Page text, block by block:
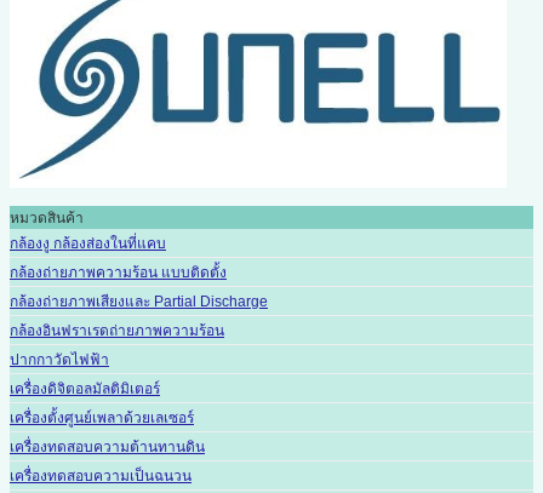
หมวดสินค้า
กล้องงู กล้องส่องในที่แคบ
กล้องถ่ายภาพความร้อน แบบติดตั้ง
กล้องถ่ายภาพเสียงและ Partial Discharge
กล้องอินฟราเรดถ่ายภาพความร้อน
ปากกาวัดไฟฟ้า
เครื่องดิจิตอลมัลติมิเตอร์
เครื่องตั้งศูนย์เพลาด้วยเลเซอร์
เครื่องทดสอบความต้านทานดิน
เครื่องทดสอบความเป็นฉนวน